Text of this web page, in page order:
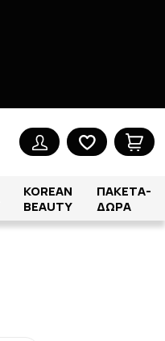
KOREAN
BEAUTY
ΠΑΚΕΤΑ-
ΔΩΡΑ